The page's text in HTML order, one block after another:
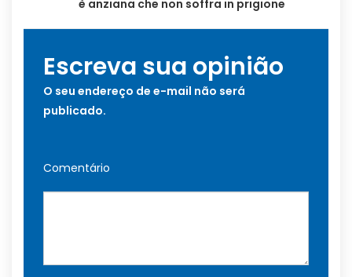
è anziana che non soffra in prigione
Escreva sua opinião
O seu endereço de e-mail não será
publicado.
Comentário